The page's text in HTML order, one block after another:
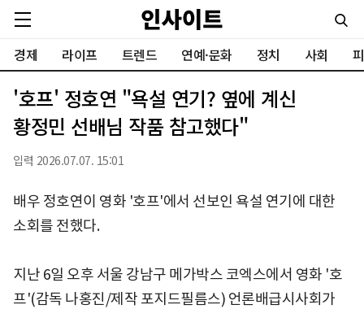
경제 라이프 트렌드 연예·문화 정치 사회
'호프' 정호연 "욕설 연기? 옆에 계신
황정민 선배님 작품 참고했다"
입력 2026.07.07. 15:01
배우 정호연이 영화 '호프'에서 선보인 욕설 연기에 대한
소회를 전했다.
지난 6일 오후 서울 강남구 메가박스 코엑스에서 영화 '호
프'(감독 나홍진/제작 포지드필름스) 언론배급시사회가